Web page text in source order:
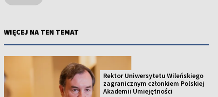
WIĘCEJ NA TEN TEMAT
Rektor Uniwersytetu Wileńskiego
zagranicznym członkiem Polskiej
Akademii Umiejętności